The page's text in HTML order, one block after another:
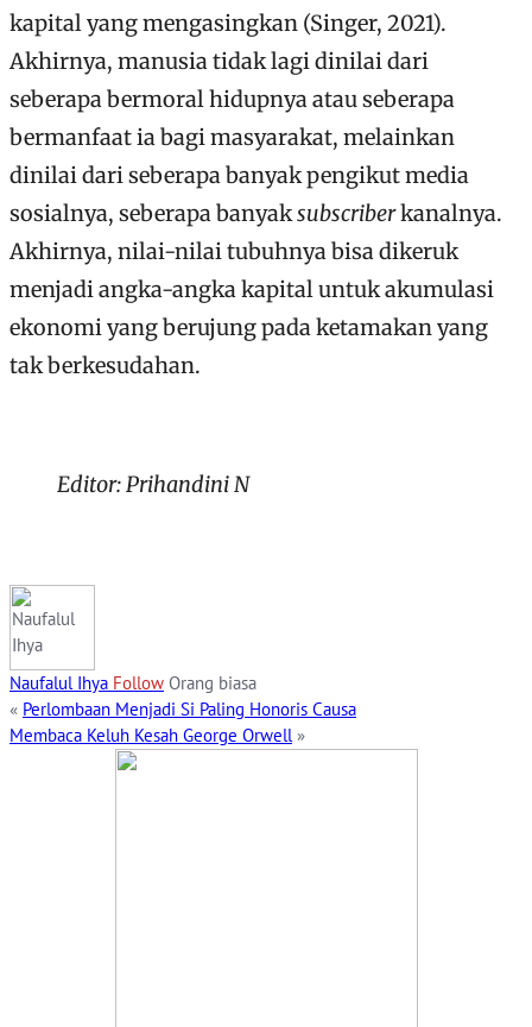
kapital yang mengasingkan (Singer, 2021).
Akhirnya, manusia tidak lagi dinilai dari
seberapa bermoral hidupnya atau seberapa
bermanfaat ia bagi masyarakat, melainkan
dinilai dari seberapa banyak pengikut media
sosialnya, seberapa banyaksubscriberkanalnya.
Akhirnya, nilai-nilai tubuhnya bisa dikeruk
menjadi angka-angka kapital untuk akumulasi
ekonomi yang berujung pada ketamakan yang
tak berkesudahan.
Editor: Prihandini N
Naufalul Ihya Follow Orang biasa
« Perlombaan Menjadi Si Paling Honoris Causa
Membaca Keluh Kesah George Orwell »